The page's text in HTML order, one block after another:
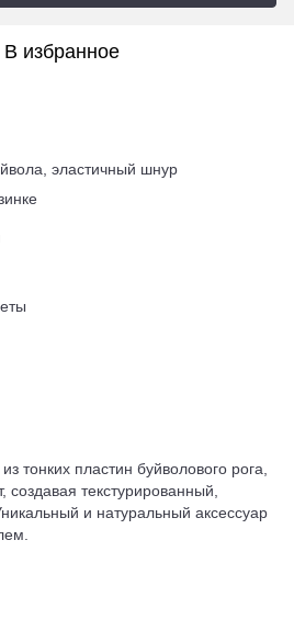
В избранное
эластичный шнур
тонких пластин буйволового рога,
создавая текстурированный,
и натуральный аксессуар